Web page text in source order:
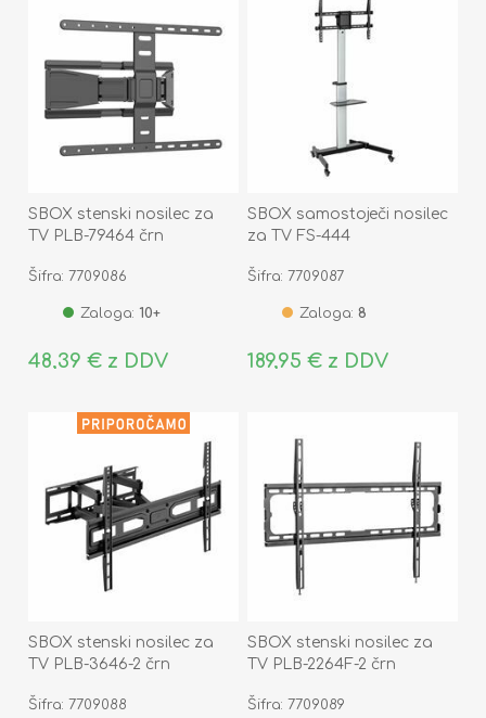
SBOX stenski nosilec za
TV PLB-79464 črn
Šifra: 7709086
Zaloga: 10+
48,39 € z DDV
SBOX samostoječi nosilec
za TV FS-444
Šifra: 7709087
Zaloga: 8
189,95 € z DDV
SBOX stenski nosilec za
TV PLB-3646-2 črn
Šifra: 7709088
SBOX stenski nosilec za
TV PLB-2264F-2 črn
Šifra: 7709089